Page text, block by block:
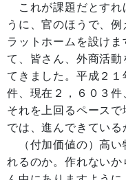
これが課題だとすれ
うに、官のほうで、
ラットホームを設け
て、皆さん、外商活
てきました。平成２
件、現在２，６０３
それを上回るペース
では、進んできている
（付加価値の）高い
れるのか。作れない